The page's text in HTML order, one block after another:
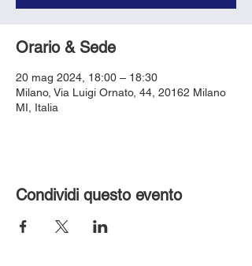
Orario & Sede
20 mag 2024, 18:00 – 18:30
Milano, Via Luigi Ornato, 44, 20162 Milano
MI, Italia
Condividi questo evento